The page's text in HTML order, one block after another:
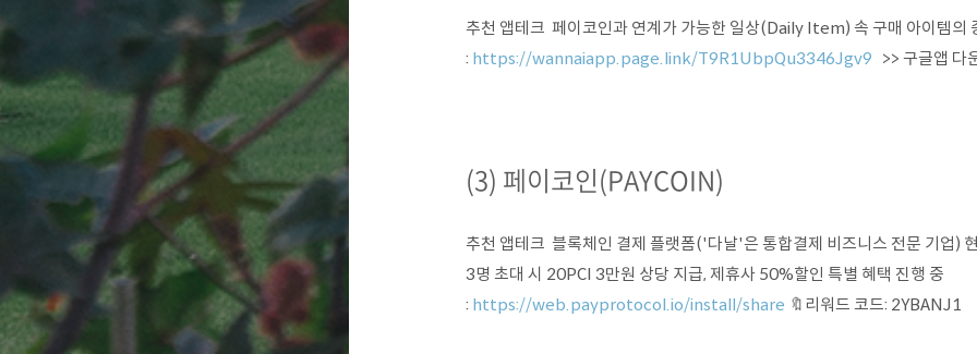
추천 앱테크 페이코인과 연계가 가능한 일상(Daily Item) 속 구매 아이템
: https://wannaiapp.page.link/T9R1UbpQu3346Jgv9 >> 구글앱 다
(3) 페이코인(PAYCOIN)
추천 앱테크 블록체인 결제 플랫폼('다날'은 통합결제 비즈니스 전문 기업)
3명 초대 시 20PCI 3만원 상당 지급, 제휴사 50%할인 특별 혜택 진행 중
: https://web.payprotocol.io/install/share 🔖리워드 코드: 2YBANJ1